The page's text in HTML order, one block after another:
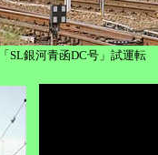
銀河青函DC号」試運転